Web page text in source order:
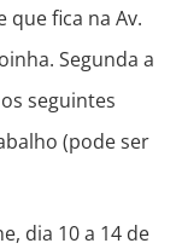
que fica na Av.
Segunda a
seguintes
(pode ser
dia 10 a 14 de